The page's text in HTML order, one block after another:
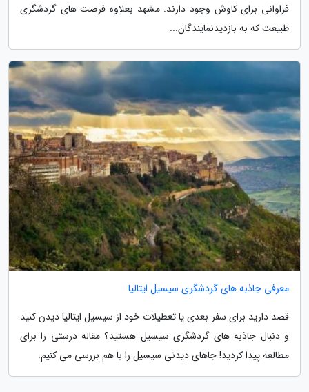
فراوانی برای کاوش وجود دارند. مشهد بعلاوه فرصت های گردشگری
طبیعت که به بازدیدنمایندگان...
معرفی جاذبه های گردشگری سیسیل ایتالیا
قصد دارید برای سفر بعدی یا تعطیلات خود از سیسیل ایتالیا دیدن کنید
و دنبال جاذبه های گردشگری سیسیل هستید؟ مقاله درستی را برای
مطالعه پیدا کردید! جاهای دیدنی سیسیل را با هم بررسی می کنیم.